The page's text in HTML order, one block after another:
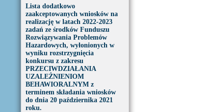
Lista dodatkowo
zaakceptowanych wniosków na
realizację w latach 2022-2023
zadań ze środków Funduszu
Rozwiązywania Problemów
Hazardowych, wyłonionych w
wyniku rozstrzygnięcia
konkursu z zakresu
PRZECIWDZIAŁANIA
UZALEŻNIENIOM
BEHAWIORALNYM z
terminem składania wniosków
do dnia 20 października 2021
roku.